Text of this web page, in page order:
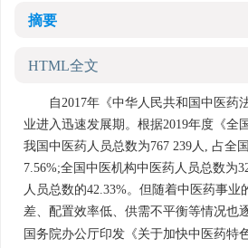
摘要
HTML全文
自2017年《中华人民共和国中医药
业进入迅速发展期。根据2019年度《全
我国中医药人员总数为767 239人, 占全
7.56%;全国中医机构中医药人员总数为
人员总数的42.33%。但随着中医药事业
差、配置效率低、供需不平衡等情况也
国务院办公厅印发《关于加快中医药特